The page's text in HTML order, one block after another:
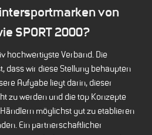
von
SPORT 2000?
hochwertigste Verband. Die
dass wir diese Stellung behaupten
Aufgabe liegt darin, dieser
zu werden und die top Konzepte
möglichst gut zu etablieren
Ein partnerschaftlicher